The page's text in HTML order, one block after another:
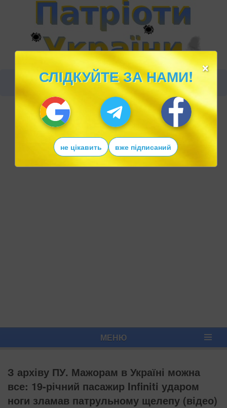
МЕНЮ
З архіву ПУ. Мажорам в Україні можна
все: 19-річний пасажир Infiniti ударом
ноги зламав патрульному щелепу (відео)
×
СЛІДКУЙТЕ ЗА НАМИ!
не цікавить вже підписаний